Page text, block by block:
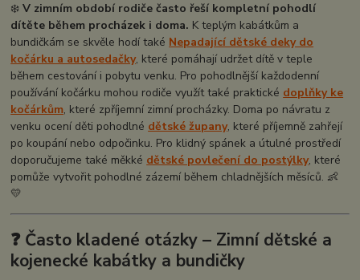
❄️V zimním období rodiče často řeší kompletní pohodlí
dítěte během procházek i doma. K teplým kabátkům a
bundičkám se skvěle hodí také Nepadající dětské deky do
kočárku a autosedačky, které pomáhají udržet dítě v teple
během cestování i pobytu venku. Pro pohodlnější každodenní
používání kočárku mohou rodiče využít také praktické doplňky ke
kočárkům, které zpříjemní zimní procházky. Doma po návratu z
venku ocení děti pohodlné dětské župany, které příjemně zahřejí
po koupání nebo odpočinku. Pro klidný spánek a útulné prostředí
doporučujeme také měkké dětské povlečení do postýlky, které
pomůže vytvořit pohodlné zázemí během chladnějších měsíců. 👶
💛
❓ Často kladené otázky – Zimní dětské a
kojenecké kabátky a bundičky